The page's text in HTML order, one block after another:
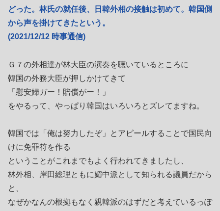
どった。林氏の就任後、日韓外相の接触は初めて。韓国側
から声を掛けてきたという。
(2021/12/12 時事通信)
Ｇ７の外相達が林大臣の演奏を聴いているところに
韓国の外務大臣が押しかけてきて
「慰安婦ガー！賠償がー！」
をやるって、やっぱり韓国はいろいろとズレてますね。
韓国では「俺は努力したぞ」とアピールすることで国民向
けに免罪符を作る
ということがこれまでもよく行われてきましたし、
林外相、岸田総理ともに媚中派として知られる議員だから
と、
なぜかなんの根拠もなく親韓派のはずだと考えているっぽ